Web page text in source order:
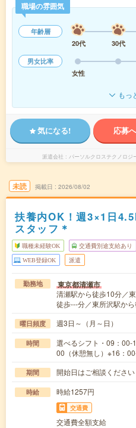
職場の雰囲気
年齢層
20代
30代
男女比率
女性
もっ
気になる! 応募
派遣会社 パーソルクロステクノロジ
未読 掲載日 2026/08/02
扶養内OK！週3×1日
スタッフ＊
職種未経験OK 交通費別途支給あり
WEB登録OK 派遣
勤務地 東京都清瀬市
清瀬駅から徒歩10分／
徒歩---分／東所沢駅か
曜日頻度 週3日～（月～日）
時間
選べるシフト・09：00-
00（休憩無し）※16：
期間 開始日はご相談ください
時給 時給1257円
交通費
交通費全額支給